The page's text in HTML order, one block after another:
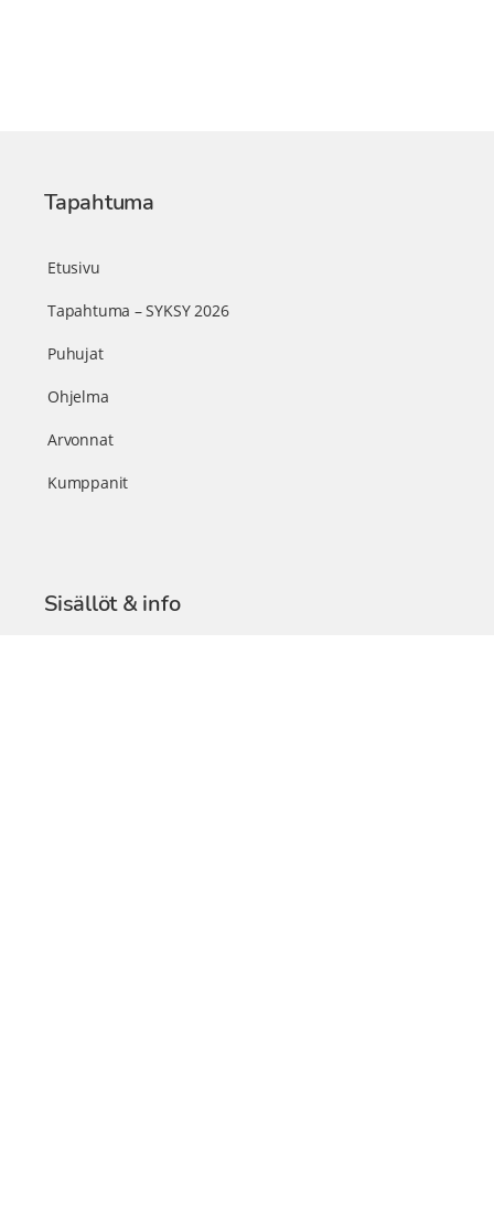
Tapahtuma
Etusivu
Tapahtuma – SYKSY 2026
Puhujat
Ohjelma
Arvonnat
Kumppanit
Sisällöt & info